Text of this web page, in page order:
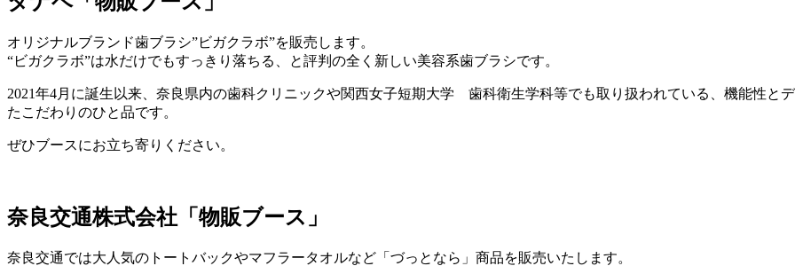
オリジナルブランド歯ブラシ”ビガクラボ”を販売します。
“ビガクラボ”は水だけでもすっきり落ちる、と評判の全く新しい美容系歯ブラシです。
2021年4月に誕生以来、奈良県内の歯科クリニックや関西女子短期大学 歯科衛生学科等でも取り扱われている、機能性と
たこだわりのひと品です。
ぜひブースにお立ち寄りください。
奈良交通株式会社「物販ブース」
奈良交通では大人気のトートバックやマフラータオルなど「づっとなら」商品を販売いたします。